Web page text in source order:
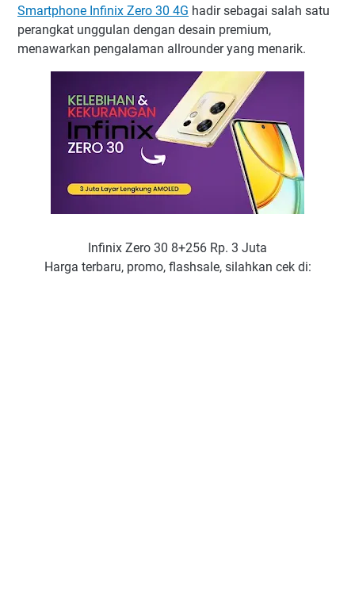
Smartphone Infinix Zero 30 4G hadir sebagai salah satu
perangkat unggulan dengan desain premium,
menawarkan pengalaman allrounder yang menarik.
Infinix Zero 30 8+256 Rp. 3 Juta
Harga terbaru, promo, flashsale, silahkan cek di: